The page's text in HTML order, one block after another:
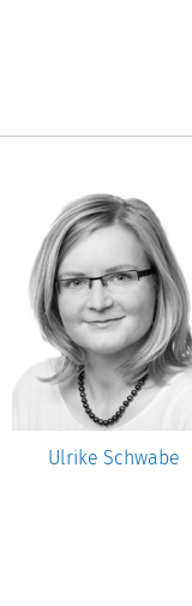
Ulrike Schwabe